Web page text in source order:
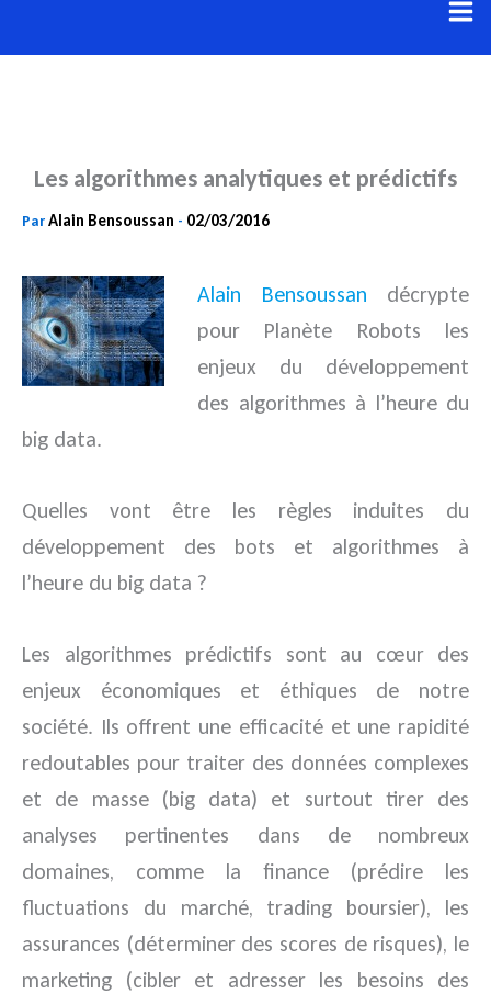
au
Les algorithmes analytiques et prédictifs
ParAlain Bensoussan - 02/03/2016
Alain Bensoussan décrypte
pour Planète Robots les
enjeux du développement
des algorithmes à l’heure du
big data.
Quelles vont être les règles induites du
développement des bots et algorithmes à
l’heure du big data ?
Les algorithmes prédictifs sont au cœur des
enjeux économiques et éthiques de notre
société. Ils offrent une efficacité et une rapidité
redoutables pour traiter des données complexes
et de masse (big data) et surtout tirer des
analyses pertinentes dans de nombreux
domaines, comme la finance (prédire les
fluctuations du marché, trading boursier), les
assurances (déterminer des scores de risques), le
marketing (cibler et adresser les besoins des